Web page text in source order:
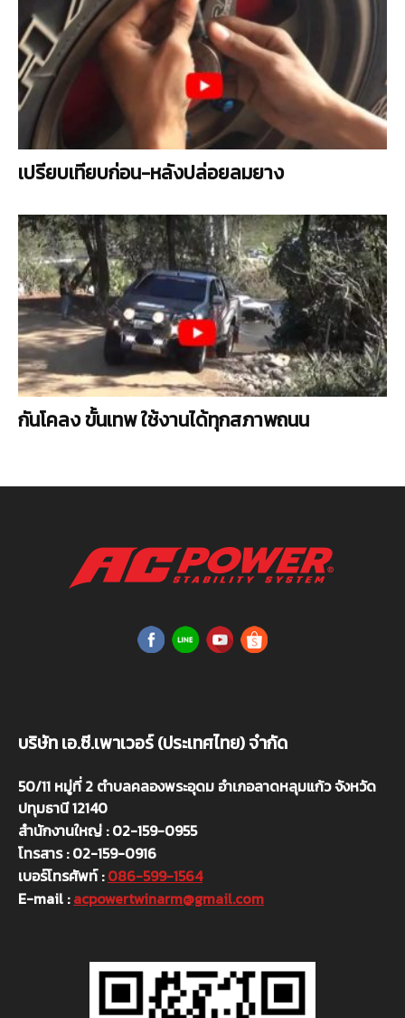
เปรียบเทียบก่อน-หลังปล่อยลมยาง
กันโคลง ขั้นเทพ ใช้งานได้ทุกสภาพถนน
บริษัท เอ.ซี.เพาเวอร์ (ประเทศไทย) จำกัด
50/11 หมู่ที่ 2 ตำบลคลองพระอุดม อำเภอลาดหลุมแก้ว จังหวัด
ปทุมธานี 12140
สำนักงานใหญ่ : 02-159-0955
โทรสาร : 02-159-0916
เบอร์โทรศัพท์ :086-599-1564
E-mail :acpowertwinarm@gmail.com